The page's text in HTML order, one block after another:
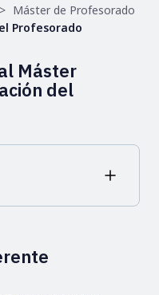
Máster de Profesorado
Profesorado
Máster
del